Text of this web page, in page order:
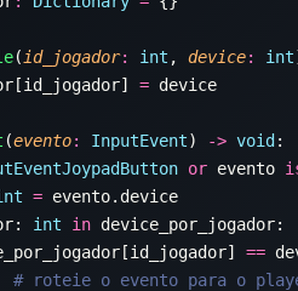
( id_jogador: int , device: int
=
(evento: InputEvent) -> void
or evento
=
int in
==